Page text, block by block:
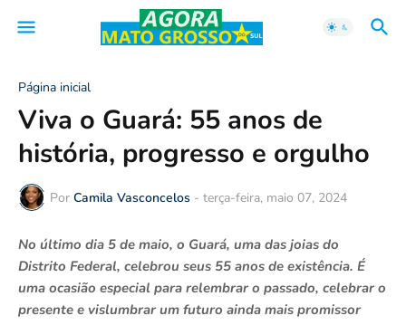
Página inicial
Viva o Guará: 55 anos de
história, progresso e orgulho
Por Camila Vasconcelos - terça-feira, maio 07, 2024
No último dia 5 de maio, o Guará, uma das joias do
Distrito Federal, celebrou seus 55 anos de existência. É
uma ocasião especial para relembrar o passado, celebrar o
presente e vislumbrar um futuro ainda mais promissor